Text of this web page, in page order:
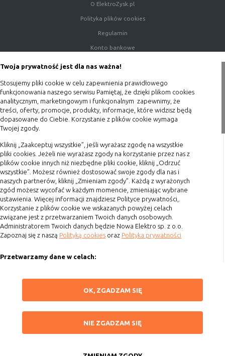
Twoja prywatność jest dla nas ważna!
Stosujemy pliki cookie w celu zapewnienia prawidłowego
funkcjonowania naszego serwisu Pamiętaj, że dzięki plikom cookies
analitycznym, marketingowym i funkcjonalnym zapewnimy, że
treści, oferty, promocje, produkty, informacje, które widzisz będą
dopasowane do Ciebie. Korzystanie z plików cookie wymaga
Twojej zgody.
Kliknij „Zaakceptuj wszystkie”, jeśli wyrażasz zgodę na wszystkie
pliki cookies. Jeżeli nie wyrażasz zgody na korzystanie przez nas z
plików cookie innych niż niezbędne pliki cookie, kliknij „Odrzuć
wszystkie”. Możesz również dostosować swoje zgody dla nas i
naszych partnerów, kliknij „Zmieniam zgody”. Każdą z wyrażonych
zgód możesz wycofać w każdym momencie, zmieniając wybrane
ustawienia. Więcej informacji znajdziesz Polityce prywatności,.
Korzystanie z plików cookie we wskazanych powyżej celach
związane jest z przetwarzaniem Twoich danych osobowych.
Administratorem Twoich danych będzie Nowa Elektro sp. z o.o.
Zapoznaj się z naszą Polityką cookies oraz Polityka prywatności
Przetwarzamy dane w celach:
treści i reklam oraz ich pomiaru, tworzenia statystyk, poprawy
marketingowe lub prezentować je w serwisie.
OK, ZGADZAM SIĘ
NIE ZGADZAM SIĘ
NIE ZGADZAM SIĘ
O ElektroZysk.pl
Polityka plików cookies
Regulamin
Konto bankowe
Blog
Zakupy
Terminy realizacji
Koszty przesyłki
Dostawa
Reklamacje
Zwrot towaru
Kontakt
Szybki kontakt
Godziny otwarcia: Pon.-Pt. 8-16
sklep@elektrozysk.pl
Dołącz do nas